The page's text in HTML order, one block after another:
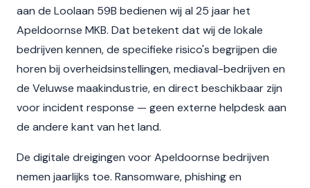
aan de Loolaan 59B bedienen wij al 25 jaar het
Apeldoornse MKB. Dat betekent dat wij de lokale
bedrijven kennen, de specifieke risico's begrijpen die
horen bij overheidsinstellingen, mediaval-bedrijven en
de Veluwse maakindustrie, en direct beschikbaar zijn
voor incident response — geen externe helpdesk aan
de andere kant van het land.
De digitale dreigingen voor Apeldoornse bedrijven
nemen jaarlijks toe. Ransomware, phishing en